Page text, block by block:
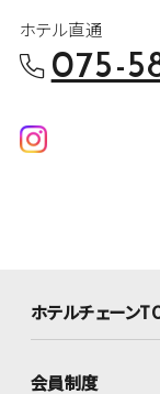
ホテル直通
075-
ホテルチェーン
会員制度